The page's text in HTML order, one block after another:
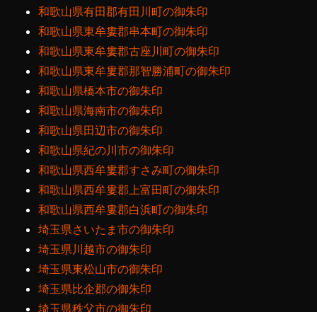
和歌山県有田郡有田川町の御朱印
和歌山県東牟婁郡串本町の御朱印
和歌山県東牟婁郡古座川町の御朱印
和歌山県東牟婁郡那智勝浦町の御朱印
和歌山県橋本市の御朱印
和歌山県海南市の御朱印
和歌山県田辺市の御朱印
和歌山県紀の川市の御朱印
和歌山県西牟婁郡すさみ町の御朱印
和歌山県西牟婁郡上富田町の御朱印
和歌山県西牟婁郡白浜町の御朱印
埼玉県さいたま市の御朱印
埼玉県川越市の御朱印
埼玉県東松山市の御朱印
埼玉県比企郡の御朱印
埼玉県秩父市の御朱印